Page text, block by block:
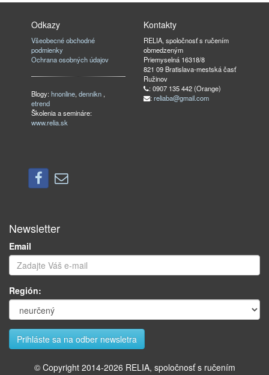
Odkazy
Všeobecné obchodné
podmienky
Ochrana osobných údajov
Blogy:hnonline,dennikn ,
etrend
Školenia a semináre:
www.relia.sk
Kontakty
RELIA, spoločnosť s ručením
obmedzeným
Priemyselná 16318/8
821 09 Bratislava-mestská časť
Ružinov
: 0907 135 442 (Orange)
: reliaba@gmail.com
Newsletter
Email
Región:
© Copyright 2014-2026 RELIA, spoločnosť s ručením